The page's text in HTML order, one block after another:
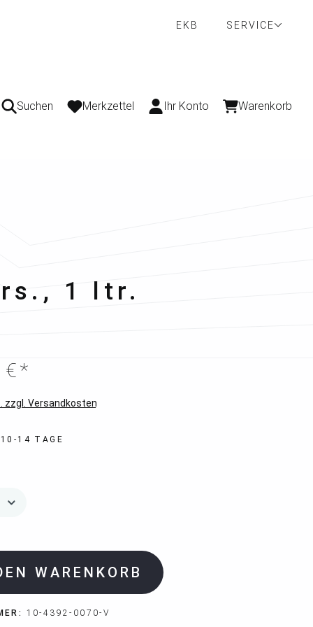
EKB SERVICE
Suchen Merkzettel Ihr Konto Warenkorb
1 ltr.
zzgl. Versandkosten
14 TAGE
WARENKORB
10-4392-0070-V